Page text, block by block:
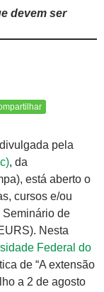
devem ser
pela
, da
está aberto o
cursos e/ou
Seminário de
Nesta
Federal do
de “A extensão
a 2 de agosto